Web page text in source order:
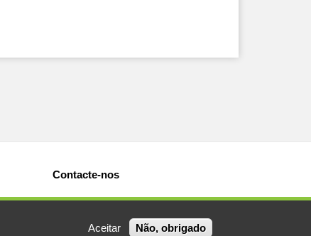
Contacte-nos
Aceitar Não, obrigado